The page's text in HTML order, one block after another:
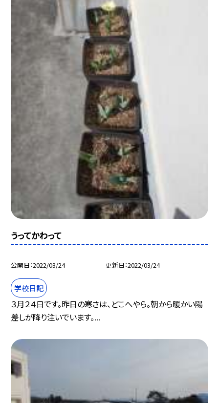
うってかわって
公開日 2022/03/24 更新日 2022/03/24
学校日記
３月２４日です。昨日の寒さは、どこへやら。朝から暖かい陽
差しが降り注いでいます。...